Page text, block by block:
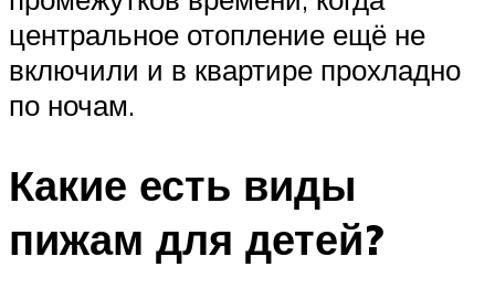
центральное отопление ещё не
включили и в квартире прохладно
по ночам.
Какие есть виды
пижам для детей?